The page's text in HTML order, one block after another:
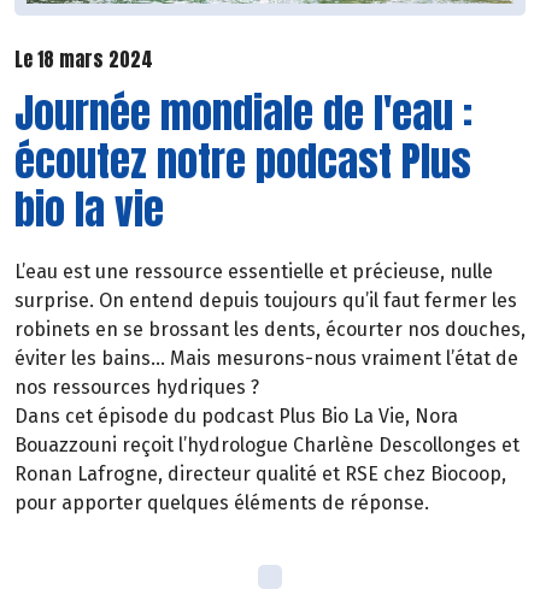
Le 18 mars 2024
Journée mondiale de l'eau :
écoutez notre podcast Plus
bio la vie
L’eau est une ressource essentielle et précieuse, nulle
surprise. On entend depuis toujours qu’il faut fermer les
robinets en se brossant les dents, écourter nos douches,
éviter les bains… Mais mesurons-nous vraiment l’état de
nos ressources hydriques ?
Dans cet épisode du podcast Plus Bio La Vie, Nora
Bouazzouni reçoit l’hydrologue Charlène Descollonges et
Ronan Lafrogne, directeur qualité et RSE chez Biocoop,
pour apporter quelques éléments de réponse.